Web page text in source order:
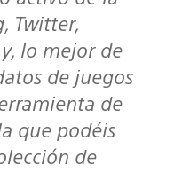
Twitter,
y, lo mejor de
de juegos
de
que podéis
de